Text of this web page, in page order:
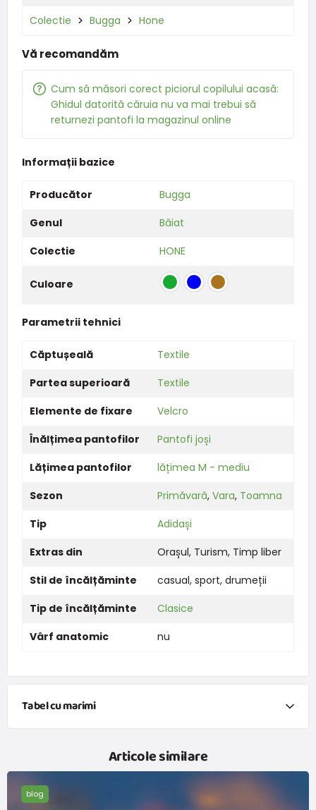
Colectie Bugga Hone
Vă recomandăm
Cum să măsori corect piciorul copilului acasă:
Ghidul datorită căruia nu va mai trebui să
returnezi pantofi la magazinul online
Informații bazice
Producător
Bugga
Genul
Băiat
Colectie
HONE
Culoare
Parametrii tehnici
Căptușeală
Textile
Partea superioară
Textile
Elemente de fixare
Velcro
Înălțimea pantofilor
Pantofi joși
Lățimea pantofilor
lățimea M - mediu
Sezon
Primăvară, Vara, Toamna
Tip
Adidași
Extras din
Orașul, Turism, Timp liber
Stil de încălțăminte
casual, sport, drumeții
Tip de încălțăminte
Clasice
Vârf anatomic
nu
Tabel cu marimi
Lungimea
tălpii
interioare
20,7
Articole similare
blog